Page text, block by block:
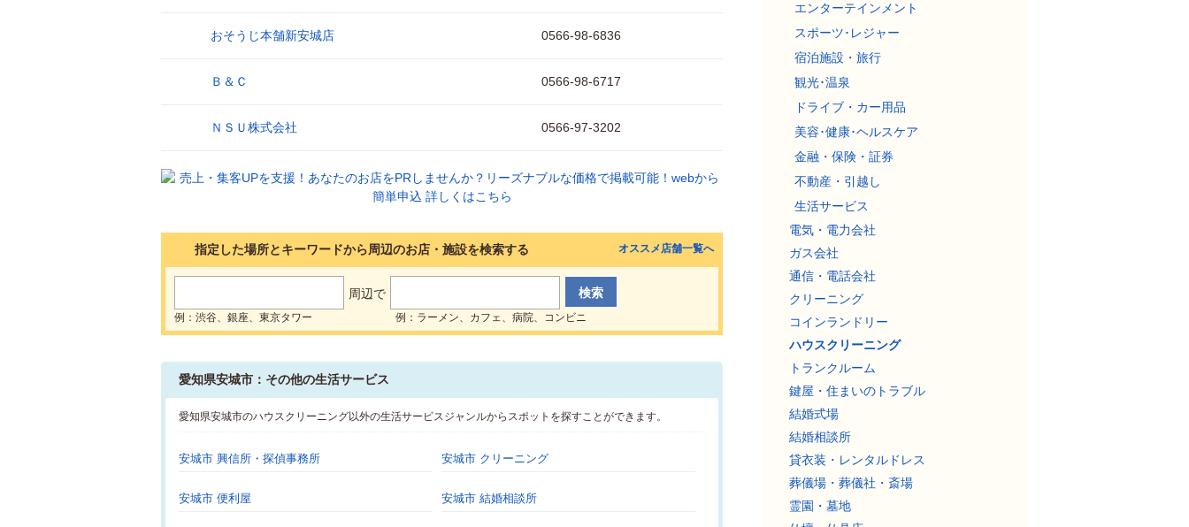
おそうじ本舗新安城店 0566-98-6836
Ｂ＆Ｃ 0566-98-6717
ＮＳＵ株式会社 0566-97-3202
指定した場所とキーワードから周辺のお店・施設を検索する
周辺で
例：渋谷、銀座、東京タワー 例：ラーメン、カフェ、病院、コンビニ
オススメ店舗一覧へ
愛知県安城市：その他の生活サービス
愛知県安城市のハウスクリーニング以外の生活サービスジャンルからスポットを探すことができます。
安城市 興信所・探偵事務所 安城市 クリーニング
安城市 便利屋 安城市 結婚相談所
エンターテインメント
スポーツ･レジャー
宿泊施設・旅行
観光･温泉
ドライブ・カー用品
美容･健康･ヘルスケア
金融・保険・証券
不動産・引越し
生活サービス
電気・電力会社
ガス会社
通信・電話会社
クリーニング
コインランドリー
ハウスクリーニング
トランクルーム
鍵屋・住まいのトラブル
結婚式場
結婚相談所
貸衣装・レンタルドレス
葬儀場・葬儀社・斎場
霊園・墓地